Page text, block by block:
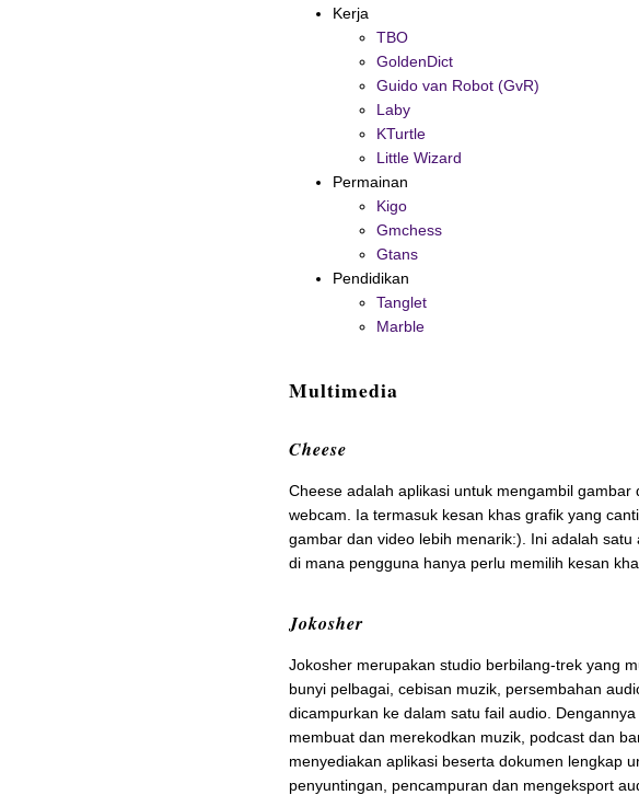
Kerja
TBO
GoldenDict
Guido van Robot (GvR)
Laby
KTurtle
Little Wizard
Permainan
Kigo
Gmchess
Gtans
Pendidikan
Tanglet
Marble
Multimedia
Cheese
Cheese adalah aplikasi untuk mengambil gambar
webcam. Ia termasuk kesan khas grafik yang
gambar dan video lebih menarik:). Ini adalah satu
di mana pengguna hanya perlu memilih kesan
Jokosher
Jokosher merupakan studio berbilang-trek yang
bunyi pelbagai, cebisan muzik, persembahan
dicampurkan ke dalam satu fail audio.
membuat dan merekodkan muzik, podcast dan
menyediakan aplikasi beserta dokumen lengkap
penyuntingan, pencampuran dan mengeksport